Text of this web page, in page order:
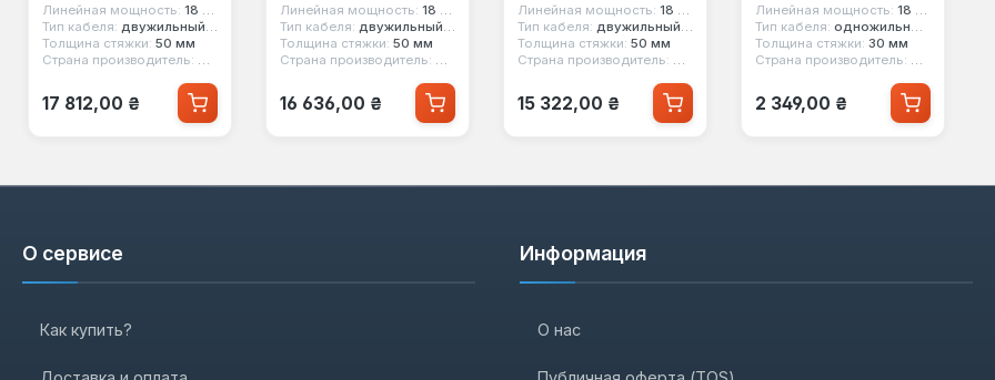
Линейная мощность: 18 вт/м
Тип кабеля: двужильный экранированный
Толщина стяжки: 50 мм
Страна производитель: Дания
Обычная цена:
17 812,00 ₴
Линейная мощность: 18 вт/м
Тип кабеля: двужильный экранированный
Толщина стяжки: 50 мм
Страна производитель: Дания
Обычная цена:
16 636,00 ₴
Линейная мощность: 18 вт/м
Тип кабеля: двужильный экранированный
Толщина стяжки: 50 мм
Страна производитель: Дания
Обычная цена:
15 322,00 ₴
Линейная мощность: 18 вт/м
Тип кабеля: одножильный экранированный
Толщина стяжки: 30 мм
Страна производитель: Чехия
Обычная цена:
2 349,00 ₴
О сервисе
Как купить?
Информация
О нас